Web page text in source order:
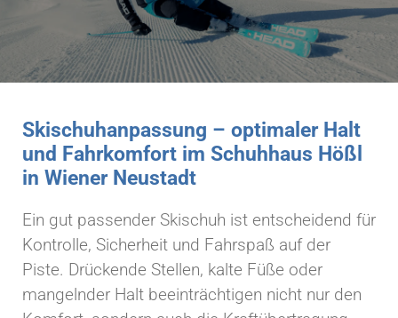
Skischuhanpassung – optimaler Halt
und Fahrkomfort im Schuhhaus Hößl
in Wiener Neustadt
Ein gut passender Skischuh ist entscheidend für
Kontrolle, Sicherheit und Fahrspaß auf der
Piste. Drückende Stellen, kalte Füße oder
mangelnder Halt beeinträchtigen nicht nur den